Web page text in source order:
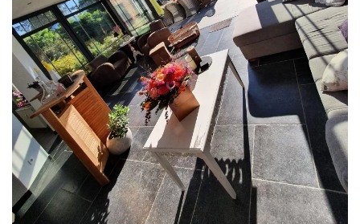
klik voor slideshow